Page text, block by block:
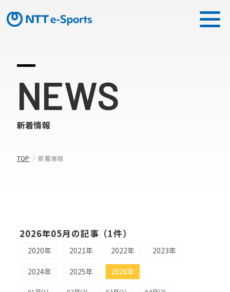
ミッション
ソリューション
ピックアップ
ニュース
NEWS
新着情報
TOP 新着情報
2026年05月の記事（1件）
2020年 2021年 2022年 2023年
2024年 2025年 2026年